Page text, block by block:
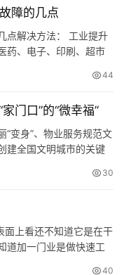
障的几点
点解决方法： 工业提升
药、电子、印刷、超市
失灵的情况。那么，
正常，但门控制板不能
44
门口”的“微幸福”
“变身”、物业服务规范文
建全国文明城市的关键
四项举措，持续提升居
出行，连接着居…
30
面上看还不知道它是在干
道加一门业是做快速工
40